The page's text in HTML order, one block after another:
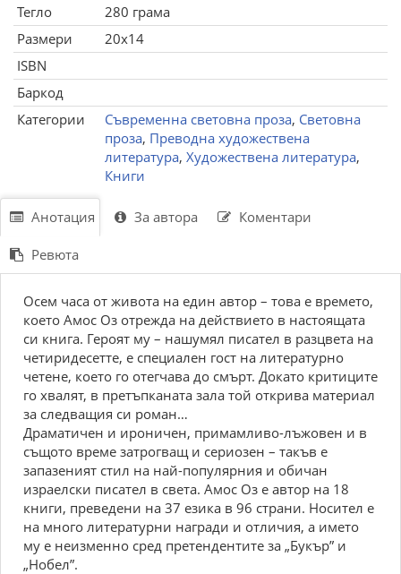
Тегло
280 грама
Размери
20x14
ISBN
Баркод
Категории
Съвременна световна проза, Световна
проза, Преводна художествена
литература, Художествена литература,
Книги
Анотация За автора Коментари
Ревюта
Осем часа от живота на един автор – това е времето,
което Амос Оз отрежда на действието в настоящата
си книга. Героят му – нашумял писател в разцвета на
четиридесетте, е специален гост на литературно
четене, което го отегчава до смърт. Докато критиците
го хвалят, в претъпканата зала той открива материал
за следващия си роман…
Драматичен и ироничен, примамливо-лъжовен и в
същото време затрогващ и сериозен – такъв е
запазеният стил на най-популярния и обичан
израелски писател в света. Амос Оз е автор на 18
книги, преведени на 37 езика в 96 страни. Носител е
на много литературни награди и отличия, а името
му е неизменно сред претендентите за „Букър” и
„Нобел”.